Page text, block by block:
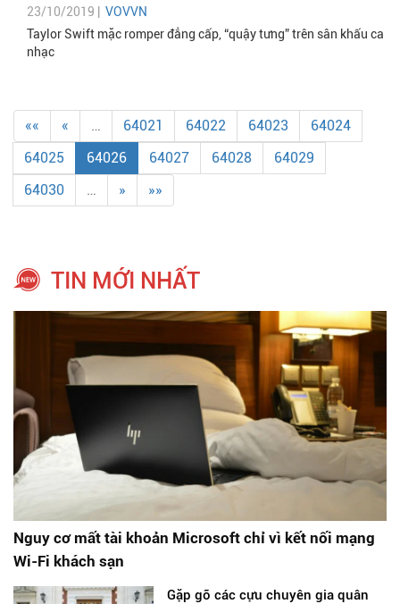
23/10/2019 | VOVVN
Taylor Swift mặc romper đẳng cấp, “quậy tưng” trên sân khấu ca
nhạc
«« « … 64021 64022 64023
64024
64025
64026 64027 64028
64029
64030
… » »»
TIN MỚI NHẤT
Nguy cơ mất tài khoản Microsoft chỉ vì kết nối mạng
Wi-Fi khách sạn
Gặp gỡ các cựu chuyên gia quân